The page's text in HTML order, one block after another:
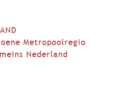
Metropoolregio
Nederland